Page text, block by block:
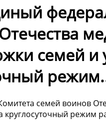
семей и
семей воинов
круглосуточный режим